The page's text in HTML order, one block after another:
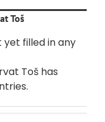
Toš
yet filled in any
Toš has